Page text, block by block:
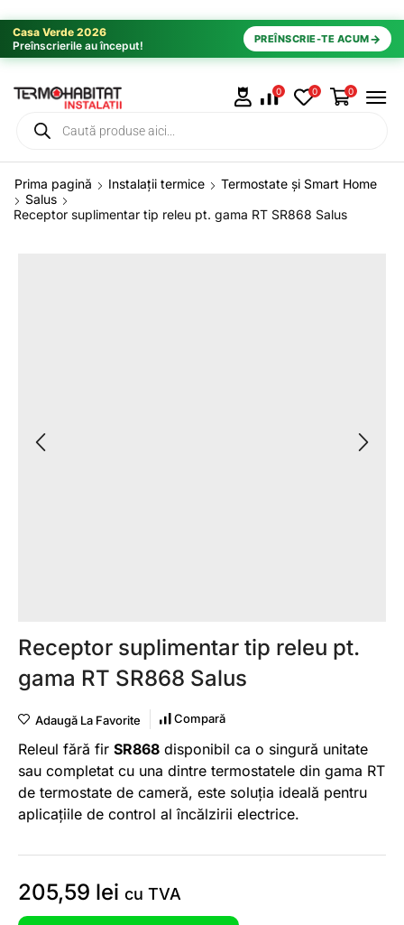
Casa Verde 2026
Preînscrierile au început!
PREÎNSCRIE-TE ACUM→
0 0 0
Prima pagină Instalații termice
Termostate și Smart Home
Salus
Receptor suplimentar tip releu pt. gama RT SR868 Salus
Receptor suplimentar tip releu pt.
gama RT SR868 Salus
Adaugă La Favorite Compară
Releul fără fir SR868 disponibil ca o singură unitate
sau completat cu una dintre termostatele din gama RT
de termostate de cameră, este soluția ideală pentru
aplicațiile de control al încălzirii electrice.
205,59 lei cu TVA